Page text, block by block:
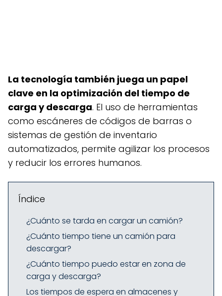
La tecnología también juega un papel
clave en la optimización del tiempo de
carga y descarga. El uso de herramientas
como escáneres de códigos de barras o
sistemas de gestión de inventario
automatizados, permite agilizar los procesos
y reducir los errores humanos.
Índice
¿Cuánto se tarda en cargar un camión?
¿Cuánto tiempo tiene un camión para
descargar?
¿Cuánto tiempo puedo estar en zona de
carga y descarga?
Los tiempos de espera en almacenes y